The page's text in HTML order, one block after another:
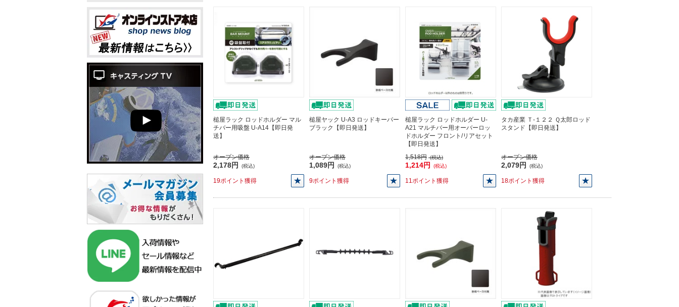
槌屋ラック ロッドホルダー マル
チバー用吸盤 U-A14【即日発
送】
オープン価格
2,178円 (税込)
19ポイント獲得
槌屋ヤック U-A3 ロッドキーパー
ブラック【即日発送】
オープン価格
1,089円 (税込)
9ポイント獲得
槌屋ラック ロッドホルダー U-
A21 マルチバー用オーバーロッ
ドホルダー フロント/リアセット
【即日発送】
1,518円 (税込)
1,214円 (税込)
11ポイント獲得
タカ産業 Ｔ-１２２ Ｑ太郎ロッド
スタンド【即日発送】
オープン価格
2,079円 (税込)
18ポイント獲得